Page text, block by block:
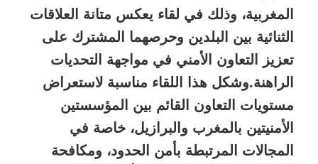
المغربية، وذلك في لقاء يعكس متانة العلاقات
الثنائية بين البلدين وحرصهما المشترك على
تعزيز التعاون الأمني في مواجهة التحديات
الراهنة.وشكل هذا اللقاء مناسبة لاستعراض
مستويات التعاون القائم بين المؤسستين
الأمنيتين بالمغرب والبرازيل، خاصة في
المجالات المرتبطة بأمن الحدود، ومكافحة